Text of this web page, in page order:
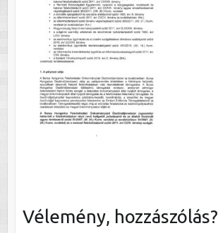
Vélemény, hozzászólás?